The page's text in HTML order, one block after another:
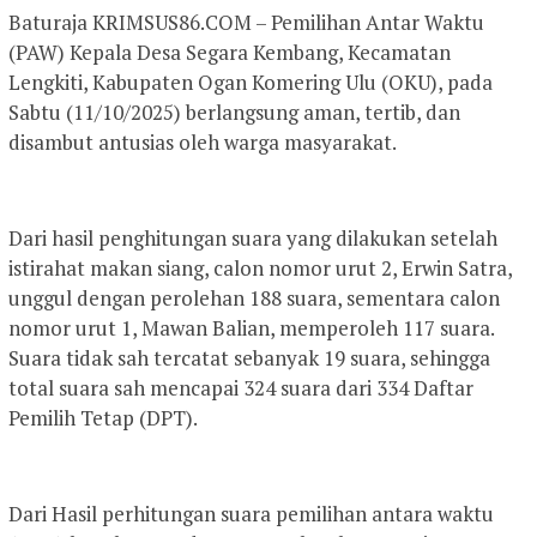
Baturaja KRIMSUS86.COM – Pemilihan Antar Waktu
(PAW) Kepala Desa Segara Kembang, Kecamatan
Lengkiti, Kabupaten Ogan Komering Ulu (OKU), pada
Sabtu (11/10/2025) berlangsung aman, tertib, dan
disambut antusias oleh warga masyarakat.
Dari hasil penghitungan suara yang dilakukan setelah
istirahat makan siang, calon nomor urut 2, Erwin Satra,
unggul dengan perolehan 188 suara, sementara calon
nomor urut 1, Mawan Balian, memperoleh 117 suara.
Suara tidak sah tercatat sebanyak 19 suara, sehingga
total suara sah mencapai 324 suara dari 334 Daftar
Pemilih Tetap (DPT).
Dari Hasil perhitungan suara pemilihan antara waktu